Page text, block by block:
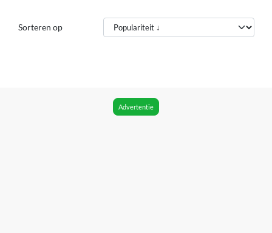
Sorteren op
Advertentie